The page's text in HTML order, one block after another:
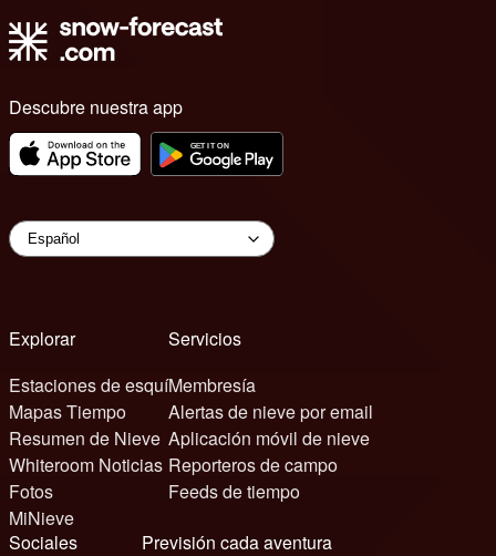
Descubre nuestra app
Explorar
Estaciones de esquí
Mapas Tiempo
Resumen de Nieve
Whiteroom Noticias
Fotos
MiNieve
Servicios
Membresía
Alertas de nieve por email
Aplicación móvil de nieve
Reporteros de campo
Feeds de tiempo
Sociales
Previsión cada aventura